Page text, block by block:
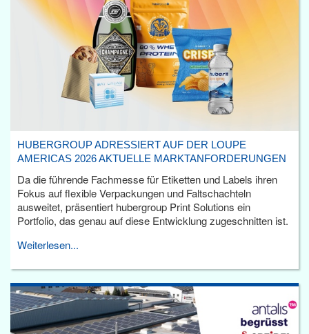
HUBERGROUP ADRESSIERT AUF DER LOUPE
AMERICAS 2026 AKTUELLE MARKTANFORDERUNGEN
Da die führende Fachmesse für Etiketten und Labels ihren
Fokus auf flexible Verpackungen und Faltschachteln
ausweitet, präsentiert hubergroup Print Solutions ein
Portfolio, das genau auf diese Entwicklung zugeschnitten ist.
Weiterlesen...